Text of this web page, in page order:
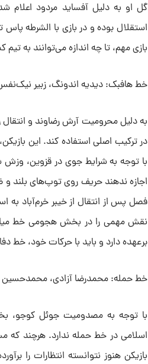
گل او به دلیل آفساید مردود اعلام
استقلال بوده و در بازی با الشرطه
بازی مهم، تا چه اندازه می‌توانند به
خط هافبک: دیدیه اندونگ، زبیر
به دلیل محرومیت آرش رضاوند و
در ترکیب اصلی استفاده کند. این
با توجه به شرایط جوی در قزوین،
اجازه ندهند حریف روی توپ‌های بلند و
فصل پس از انتقال از خیبر خرم‌آباد به
نقش مهمی را در بخش هجومی خط
برعهده دارد و باید با حرکات خود، خط
خط حمله: محمدرضا آزادی، محمدحسین
با توجه به مصدومیت جوئل کوجو،
اسلامی در خط حمله ندارد. هرچند که
بازیکن هنوز نتوانسته انتظارات را